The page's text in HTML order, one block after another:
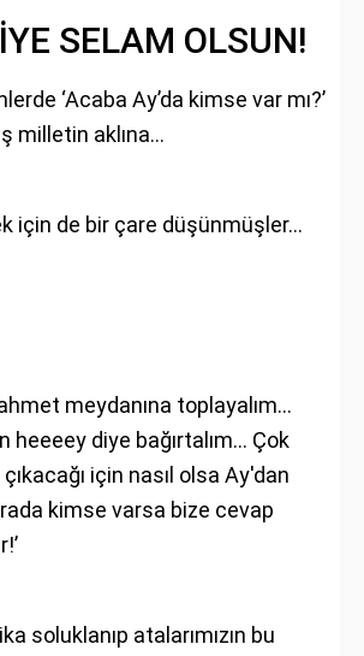
SELAM OLSUN!
‘Acaba Ay’da kimse var mı?’
milletin aklına...
için de bir çare düşünmüşler…
meydanına toplayalım…
heeeey diye bağırtalım… Çok
için nasıl olsa Ay'dan
kimse varsa bize cevap
soluklanıp atalarımızın bu